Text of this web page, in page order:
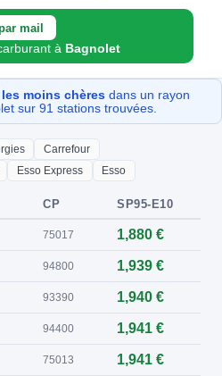
mail
à Bagnolet
moins chères dans un rayon
sur 91 stations trouvées.
Carrefour
Esso Express Esso
CP SP95-E10
75017 1,880 €
94800 1,939 €
93390 1,940 €
94400 1,941 €
75013 1,941 €